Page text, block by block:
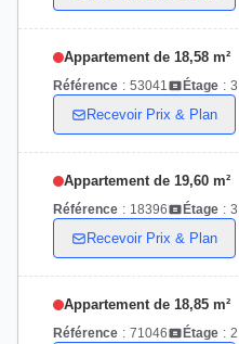
Appartement de 18,58 m²
Référence : 53041 Étage : 3
Recevoir Prix & Plan
Appartement de 19,60 m²
Référence : 18396 Étage : 3
Recevoir Prix & Plan
Appartement de 18,85 m²
Référence : 71046 Étage : 2